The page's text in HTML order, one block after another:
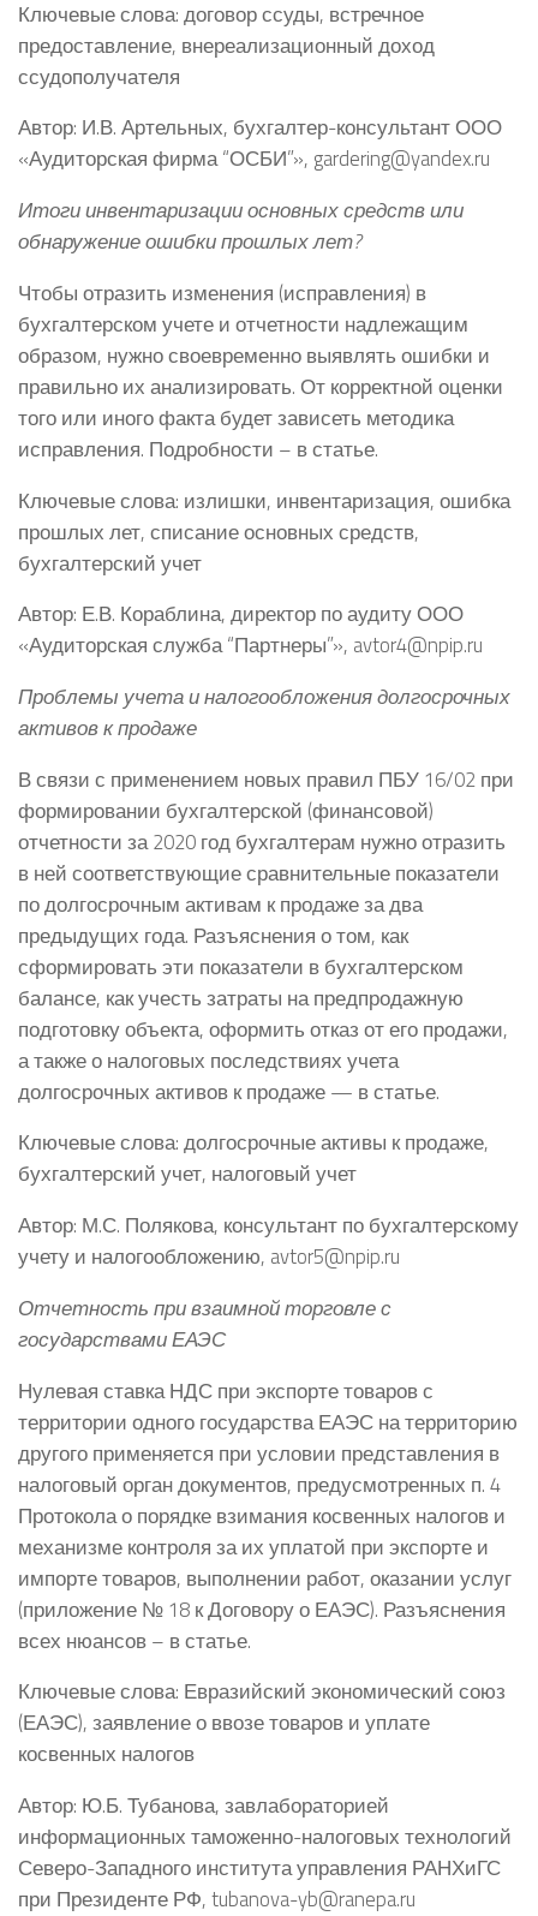
Ключевые слова: договор ссуды, встречное
предоставление, внереализационный доход
ссудополучателя
Автор: И.В. Артельных, бухгалтер-консультант ООО
«Аудиторская фирма “ОСБИ”», gardering@yandex.ru
Итоги инвентаризации основных средств или
обнаружение ошибки прошлых лет?
Чтобы отразить изменения (исправления) в
бухгалтерском учете и отчетности надлежащим
образом, нужно своевременно выявлять ошибки и
правильно их анализировать. От корректной оценки
того или иного факта будет зависеть методика
исправления. Подробности – в статье.
Ключевые слова: излишки, инвентаризация, ошибка
прошлых лет, списание основных средств,
бухгалтерский учет
Автор: Е.В. Кораблина, директор по аудиту ООО
«Аудиторская служба “Партнеры”», avtor4@npip.ru
Проблемы учета и налогообложения долгосрочных
активов к продаже
В связи с применением новых правил ПБУ 16/02 при
формировании бухгалтерской (финансовой)
отчетности за 2020 год бухгалтерам нужно отразить
в ней соответствующие сравнительные показатели
по долгосрочным активам к продаже за два
предыдущих года. Разъяснения о том, как
сформировать эти показатели в бухгалтерском
балансе, как учесть затраты на предпродажную
подготовку объекта, оформить отказ от его продажи,
а также о налоговых последствиях учета
долгосрочных активов к продаже — в статье.
Ключевые слова: долгосрочные активы к продаже,
бухгалтерский учет, налоговый учет
Автор: М.С. Полякова, консультант по бухгалтерскому
учету и налогообложению, avtor5@npip.ru
Отчетность при взаимной торговле с
государствами ЕАЭС
Нулевая ставка НДС при экспорте товаров с
территории одного государства ЕАЭС на территорию
другого применяется при условии представления в
налоговый орган документов, предусмотренных п. 4
Протокола о порядке взимания косвенных налогов и
механизме контроля за их уплатой при экспорте и
импорте товаров, выполнении работ, оказании услуг
(приложение № 18 к Договору о ЕАЭС). Разъяснения
всех нюансов – в статье.
Ключевые слова: Евразийский экономический союз
(ЕАЭС), заявление о ввозе товаров и уплате
косвенных налогов
Автор: Ю.Б. Тубанова, завлабораторией
информационных таможенно-налоговых технологий
Северо-Западного института управления РАНХиГС
при Президенте РФ, tubanova-yb@ranepa.ru